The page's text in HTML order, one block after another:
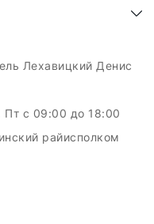
Лехавицкий Денис
Пт c 09:00 до 18:00
райисполком